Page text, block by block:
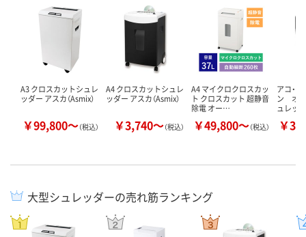
A3 クロスカットシュレ
ッダー アスカ（Asmix）
￥99,800～（税込）
A4 クロスカットシュレ
ッダー アスカ（Asmix）
￥3,740～（税込）
A4 マイクロクロスカッ
ト クロスカット 超静音
除電 オー…
￥49,800～（税込）
アコ・
ン オ
ュレッ
￥
大型シュレッダーの売れ筋ランキング